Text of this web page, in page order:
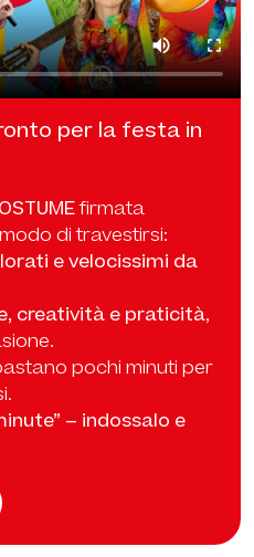
per la festa in
firmata
di travestirsi:
e velocissimi da
creatività e praticità,
pochi minuti per
– indossalo e